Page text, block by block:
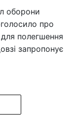
оборони
про
для полегшення
запропонує